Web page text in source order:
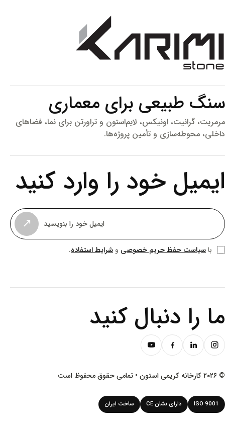
سنگ طبیعی برای معماری
مرمریت، گرانیت، اونیکس، لایم‌استون و تراورتن برای نما، فضاهای
داخلی، محوطه‌سازی و تأمین پروژه‌ها.
ایمیل خود را وارد کنید
↗
باسیاست حفظ حریم خصوصی و شرایط استفاده.
ما را دنبال کنید
© ۲۰۲۶ کارخانه کریمی استون • تمامی حقوق محفوظ است
ISO 9001 دارای نشان CE ساخت ایران